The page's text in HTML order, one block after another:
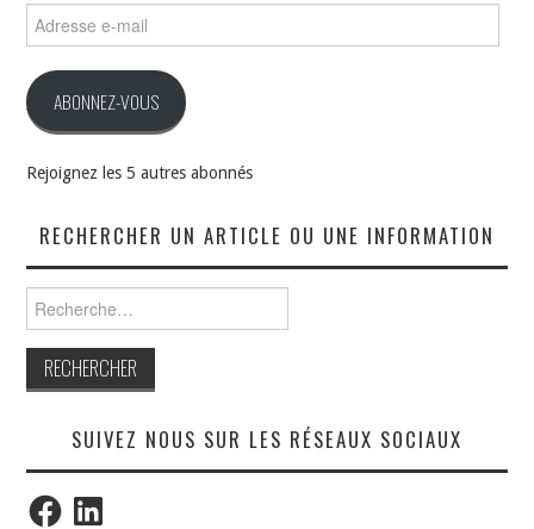
e-
ABONNEZ-VOUS
Rejoignez les 5 autres abonnés
RECHERCHER UN ARTICLE OU UNE INFORMATION
SUIVEZ NOUS SUR LES RÉSEAUX SOCIAUX
FacebookLinkedIn